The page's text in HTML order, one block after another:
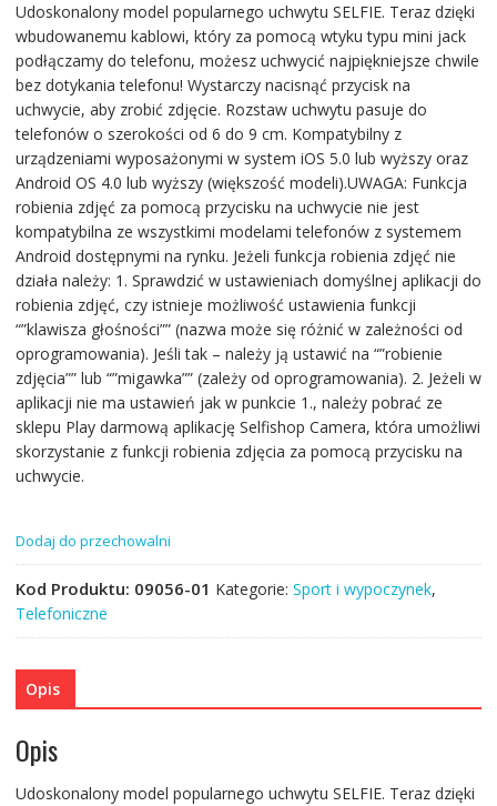
Udoskonalony model popularnego uchwytu SELFIE. Teraz dzięki
wbudowanemu kablowi, który za pomocą wtyku typu mini jack
podłączamy do telefonu, możesz uchwycić najpiękniejsze chwile
bez dotykania telefonu! Wystarczy nacisnąć przycisk na
uchwycie, aby zrobić zdjęcie. Rozstaw uchwytu pasuje do
telefonów o szerokości od 6 do 9 cm. Kompatybilny z
urządzeniami wyposażonymi w system iOS 5.0 lub wyższy oraz
Android OS 4.0 lub wyższy (większość modeli).UWAGA: Funkcja
robienia zdjęć za pomocą przycisku na uchwycie nie jest
kompatybilna ze wszystkimi modelami telefonów z systemem
Android dostępnymi na rynku. Jeżeli funkcja robienia zdjęć nie
działa należy: 1. Sprawdzić w ustawieniach domyślnej aplikacji do
robienia zdjęć, czy istnieje możliwość ustawienia funkcji
“”klawisza głośności”” (nazwa może się różnić w zależności od
oprogramowania). Jeśli tak – należy ją ustawić na “”robienie
zdjęcia”” lub “”migawka”” (zależy od oprogramowania). 2. Jeżeli w
aplikacji nie ma ustawień jak w punkcie 1., należy pobrać ze
sklepu Play darmową aplikację Selfishop Camera, która umożliwi
skorzystanie z funkcji robienia zdjęcia za pomocą przycisku na
uchwycie.
Dodaj do przechowalni
Kod Produktu: 09056-01 Kategorie: Sport i wypoczynek,
Telefoniczne
Opis
Opis
Udoskonalony model popularnego uchwytu SELFIE. Teraz dzięki